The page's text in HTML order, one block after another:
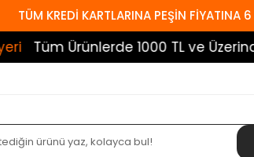
TÜM KREDİ KARTLARINA PEŞİN FİYATINA
Ürünlerde 1000 TL ve Üzerinde